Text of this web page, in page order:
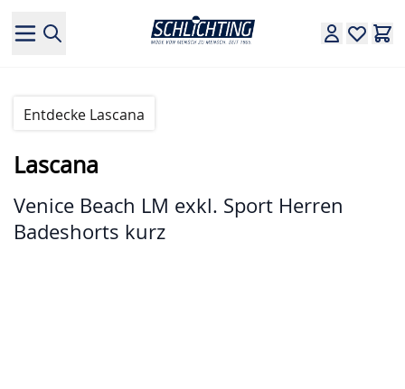
Entdecke Lascana
Lascana
Venice Beach LM exkl. Sport Herren
Badeshorts kurz